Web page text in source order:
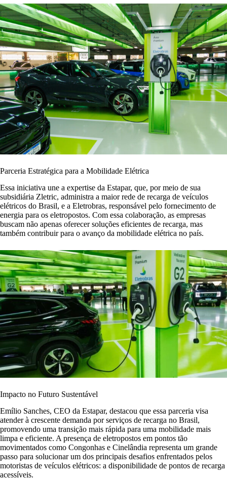
Parceria Estratégica para a Mobilidade Elétrica
Essa iniciativa une a expertise da Estapar, que, por meio de sua
subsidiária Zletric, administra a maior rede de recarga de veículos
elétricos do Brasil, e a Eletrobras, responsável pelo fornecimento de
energia para os eletropostos. Com essa colaboração, as empresas
buscam não apenas oferecer soluções eficientes de recarga, mas
também contribuir para o avanço da mobilidade elétrica no país.
Impacto no Futuro Sustentável
Emílio Sanches, CEO da Estapar, destacou que essa parceria visa
atender à crescente demanda por serviços de recarga no Brasil,
promovendo uma transição mais rápida para uma mobilidade mais
limpa e eficiente. A presença de eletropostos em pontos tão
movimentados como Congonhas e Cinelândia representa um grande
passo para solucionar um dos principais desafios enfrentados pelos
motoristas de veículos elétricos: a disponibilidade de pontos de recarga
acessíveis.